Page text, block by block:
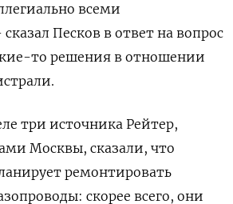
всеми
Песков в ответ на вопрос
то решения в отношении
три источника Рейтер,
Москвы, сказали, что
ремонтировать
скорее всего, они